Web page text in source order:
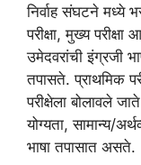
निर्वाह संघटने मध्ये
परीक्षा, मुख्य
उमेदवरांची इंग्रजी
तपासते. प्राथमिक
परीक्षेला बोलावले
योग्यता, सामान्य/
भाषा तपासात असते.